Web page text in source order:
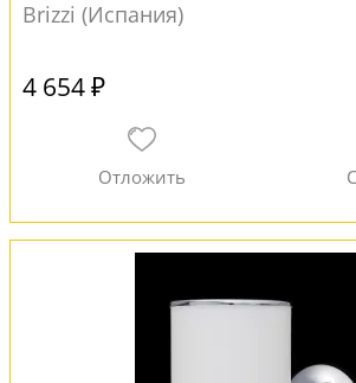
Brizzi (Испания)
4 654 ₽